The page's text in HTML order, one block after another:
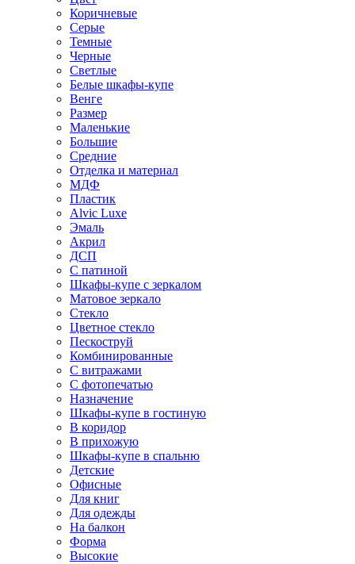
Коричневые
Серые
Темные
Черные
Светлые
Белые шкафы-купе
Венге
Размер
Маленькие
Большие
Средние
Отделка и материал
МДФ
Пластик
Alvic Luxe
Эмаль
Акрил
ДСП
С патиной
Шкафы-купе с зеркалом
Матовое зеркало
Стекло
Цветное стекло
Пескоструй
Комбинированные
С витражами
С фотопечатью
Назначение
Шкафы-купе в гостиную
В коридор
В прихожую
Шкафы-купе в спальню
Детские
Офисные
Для книг
Для одежды
На балкон
Форма
Высокие